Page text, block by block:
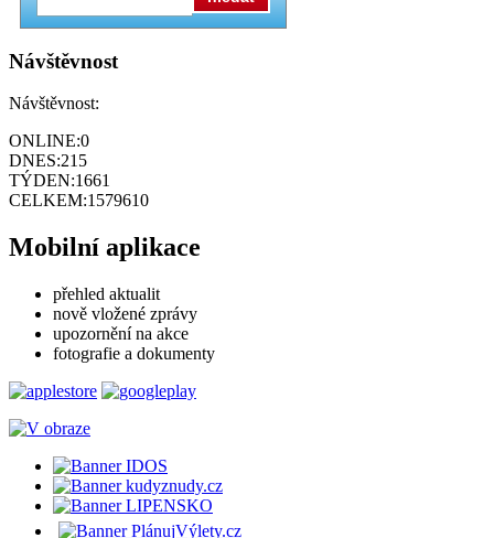
Návštěvnost
Návštěvnost:
ONLINE:0
DNES:215
TÝDEN:1661
CELKEM:1579610
Mobilní aplikace
přehled aktualit
nově vložené zprávy
upozornění na akce
fotografie a dokumenty